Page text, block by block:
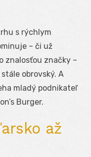
s rýchlym
– či už
znalosťou značky –
obrovský. A
mladý podnikateľ
Burger.
až